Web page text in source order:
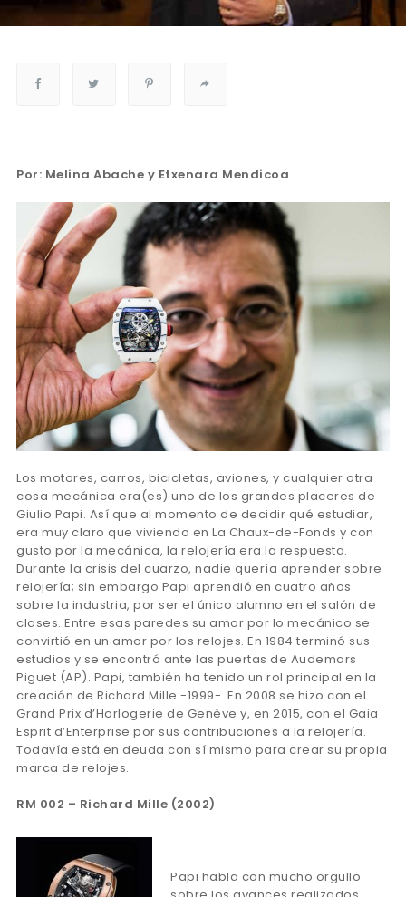
Por: Melina Abache y Etxenara Mendicoa
Los motores, carros, bicicletas, aviones, y cualquier otra
cosa mecánica era(es) uno de los grandes placeres de
Giulio Papi. Así que al momento de decidir qué estudiar,
era muy claro que viviendo en La Chaux-de-Fonds y con
gusto por la mecánica, la relojería era la respuesta.
Durante la crisis del cuarzo, nadie quería aprender sobre
relojería; sin embargo Papi aprendió en cuatro años
sobre la industria, por ser el único alumno en el salón de
clases. Entre esas paredes su amor por lo mecánico se
convirtió en un amor por los relojes. En 1984 terminó sus
estudios y se encontró ante las puertas de Audemars
Piguet (AP). Papi, también ha tenido un rol principal en la
creación de Richard Mille -1999-. En 2008 se hizo con el
Grand Prix d’Horlogerie de Genève y, en 2015, con el Gaia
Esprit d’Enterprise por sus contribuciones a la relojería.
Todavía está en deuda con sí mismo para crear su propia
marca de relojes.
RM 002 – Richard Mille (2002)
Papi habla con mucho orgullo